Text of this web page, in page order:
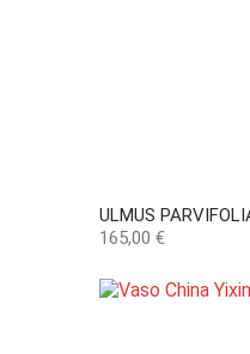
ULMUS
Preço
165,00 €